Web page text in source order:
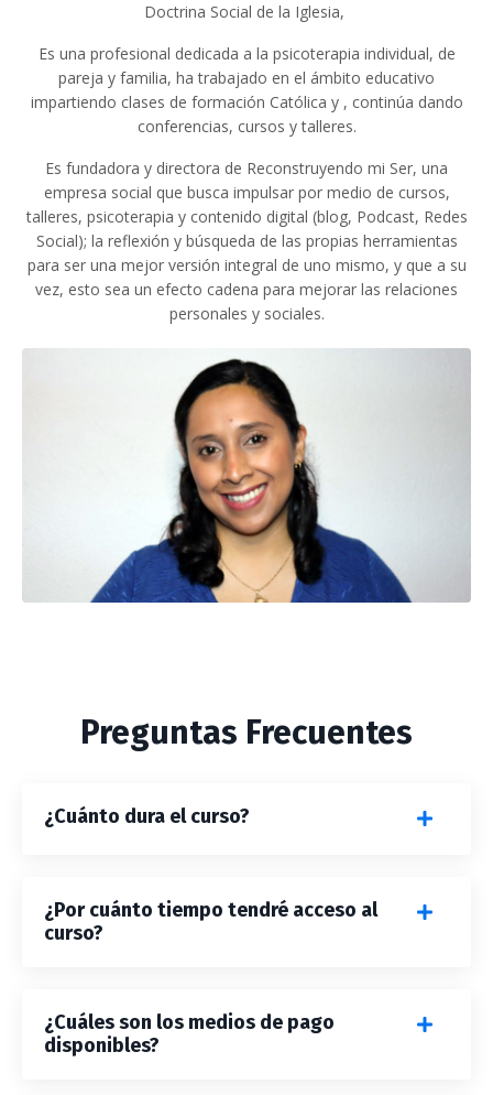
Doctrina Social de la Iglesia,
Es una profesional dedicada a la psicoterapia individual, de
pareja y familia, ha trabajado en el ámbito educativo
impartiendo clases de formación Católica y , continúa dando
conferencias, cursos y talleres.
Es fundadora y directora de Reconstruyendo mi Ser, una
empresa social que busca impulsar por medio de cursos,
talleres, psicoterapia y contenido digital (blog, Podcast, Redes
Social); la reflexión y búsqueda de las propias herramientas
para ser una mejor versión integral de uno mismo, y que a su
vez, esto sea un efecto cadena para mejorar las relaciones
personales y sociales.
Preguntas Frecuentes
¿Cuánto dura el curso?
¿Por cuánto tiempo tendré acceso al
curso?
¿Cuáles son los medios de pago
disponibles?